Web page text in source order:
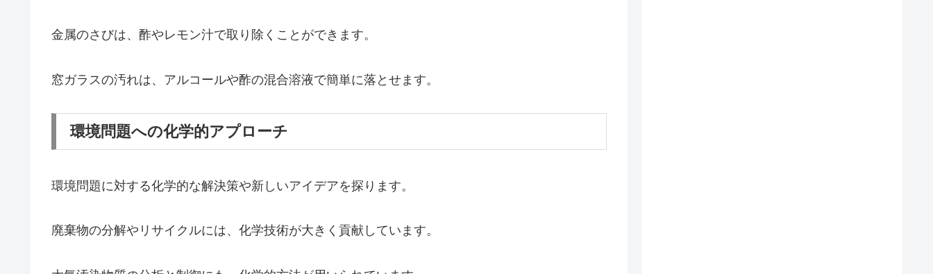
金属のさびは、酢やレモン汁で取り除くことができます。
窓ガラスの汚れは、アルコールや酢の混合溶液で簡単に落とせます。
環境問題への化学的アプローチ
環境問題に対する化学的な解決策や新しいアイデアを探ります。
廃棄物の分解やリサイクルには、化学技術が大きく貢献しています。